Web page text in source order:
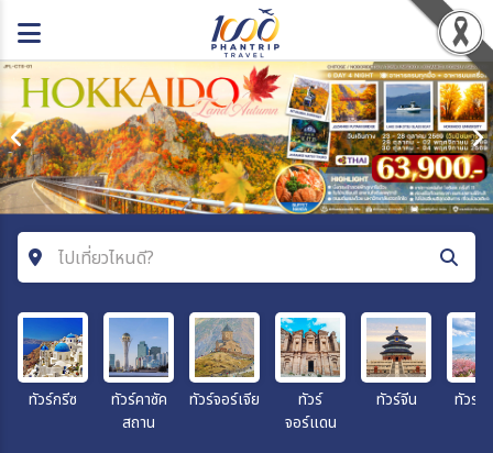
ไปเที่ยวไหนดี?
ค้นหาโปรแกรมทัวร์
คำค้นหา
ทัวร์กรีซ
ทัวร์คาซัค
สถาน
ทัวร์จอร์เจีย
ทัวร์
จอร์แดน
ทัวร์จีน ทัวร์